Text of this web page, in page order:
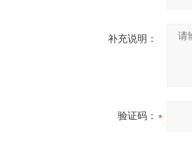
补充说明：
验证码：